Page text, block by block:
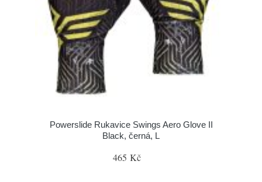
Powerslide Rukavice Swings Aero Glove II
Black, černá, L
465 Kč